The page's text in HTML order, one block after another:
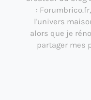
:
l'univers
alors que je
partager mes